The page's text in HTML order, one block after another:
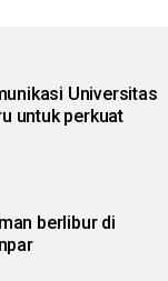
Universitas
untuk perkuat
berlibur di